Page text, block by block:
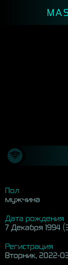
Пол
мужчина
Дата рождения
7 Декабря 1994
Регистрация
Вторник, 2022-